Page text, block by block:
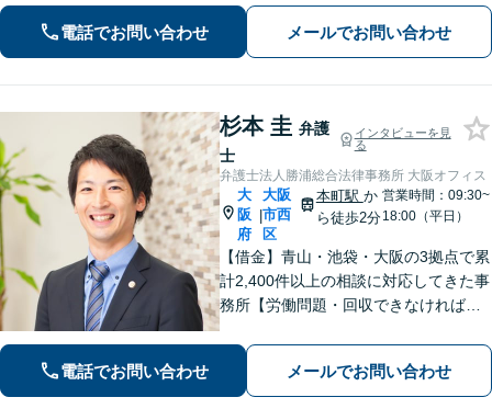
の対応経験が豊富です。【夜間対応
可】【弁護士歴10年以上】
電話でお問い合わせ メールでお問い合わせ
杉本 圭 弁護
士
インタビューを見
る
弁護士法人勝浦総合法律事務所 大阪オフィス
大
阪
府
|
大阪
市西
区
本町駅 か
ら徒歩2分
営業時間：09:30~
18:00（平日）
【借金】青山・池袋・大阪の3拠点で累
計2,400件以上の相談に対応してきた事
務所【労働問題・回収できなければ報
ビス残業の横行など未払い残業代は妥
協せずに交渉【初回相談無料】お気軽
にご相談ください。
電話でお問い合わせ メールでお問い合わせ